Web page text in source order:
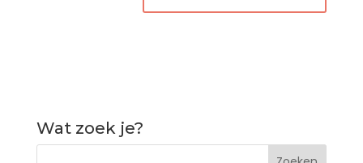
Wat zoek je?